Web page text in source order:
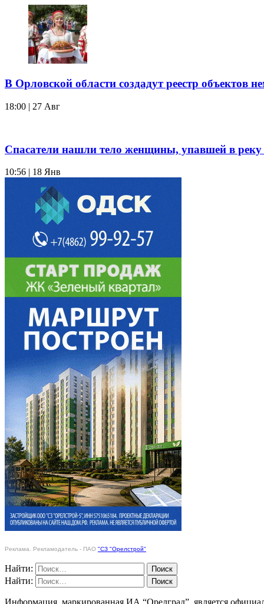
В Орловской области создадут реестр объектов
18:00 | 27 Авг
Cпасатели нашли тело женщины, упавшей в
10:56 | 18 Янв
Реклама. Рекламодатель - ПАО "СЗ "Орелстрой"
Найти:
Найти: